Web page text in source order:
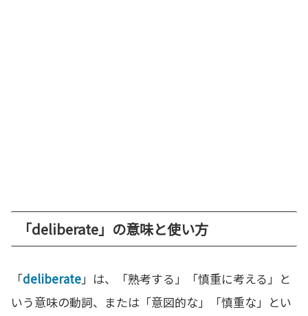
「deliberate」の意味と使い方
「deliberate」は、「熟考する」「慎重に考える」と
いう意味の動詞、または「意図的な」「慎重な」とい